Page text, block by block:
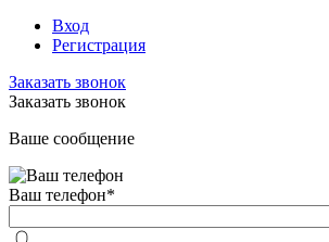
Вход
Регистрация
Заказать звонок
Заказать звонок
Ваше сообщение
Ваш телефон*